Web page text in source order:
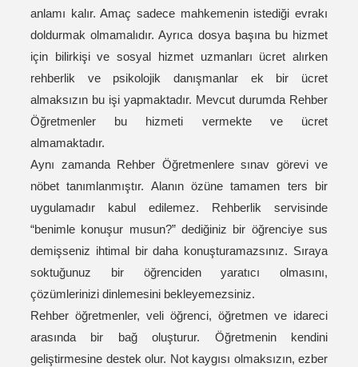
anlamı kalır. Amaç sadece mahkemenin istediği evrakı
doldurmak olmamalıdır. Ayrıca dosya başına bu hizmet
için bilirkişi ve sosyal hizmet uzmanları ücret alırken
rehberlik ve psikolojik danışmanlar ek bir ücret
almaksızın bu işi yapmaktadır. Mevcut durumda Rehber
Öğretmenler bu hizmeti vermekte ve ücret
almamaktadır.
Aynı zamanda Rehber Öğretmenlere sınav görevi ve
nöbet tanımlanmıştır. Alanın özüne tamamen ters bir
uygulamadır kabul edilemez. Rehberlik servisinde
“benimle konuşur musun?” dediğiniz bir öğrenciye sus
demişseniz ihtimal bir daha konuşturamazsınız. Sıraya
soktuğunuz bir öğrenciden yaratıcı olmasını,
çözümlerinizi dinlemesini bekleyemezsiniz.
Rehber öğretmenler, veli öğrenci, öğretmen ve idareci
arasında bir bağ oluşturur. Öğretmenin kendini
geliştirmesine destek olur. Not kaygısı olmaksızın, ezber